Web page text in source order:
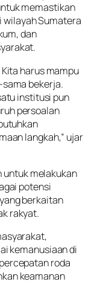
memastikan
wilayah Sumatera
dan
harus mampu
bekerja.
institusi pun
persoalan
langkah,” ujar
untuk melakukan
potensi
berkaitan
rakyat.
kemanusiaan di
roda
keamanan